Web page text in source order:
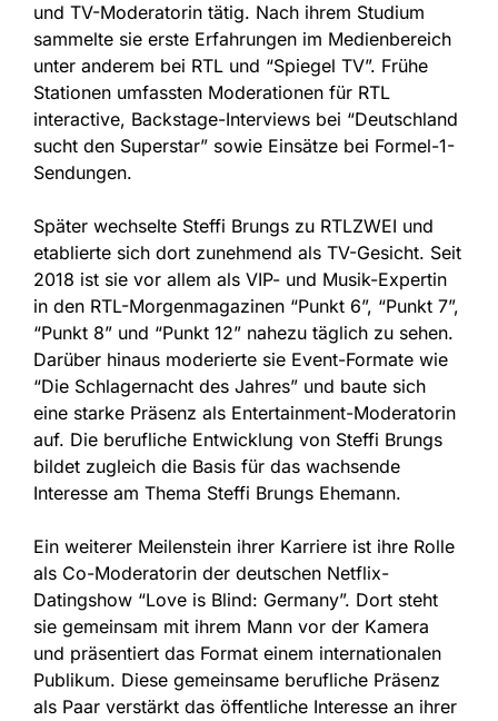
und TV-Moderatorin tätig. Nach ihrem Studium
sammelte sie erste Erfahrungen im Medienbereich
unter anderem bei RTL und “Spiegel TV”. Frühe
Stationen umfassten Moderationen für RTL
interactive, Backstage-Interviews bei “Deutschland
sucht den Superstar” sowie Einsätze bei Formel-1-
Sendungen.
Später wechselte Steffi Brungs zu RTLZWEI und
etablierte sich dort zunehmend als TV-Gesicht. Seit
2018 ist sie vor allem als VIP- und Musik-Expertin
in den RTL-Morgenmagazinen “Punkt 6”, “Punkt 7”,
“Punkt 8” und “Punkt 12” nahezu täglich zu sehen.
Darüber hinaus moderierte sie Event-Formate wie
“Die Schlagernacht des Jahres” und baute sich
eine starke Präsenz als Entertainment-Moderatorin
auf. Die berufliche Entwicklung von Steffi Brungs
bildet zugleich die Basis für das wachsende
Interesse am Thema Steffi Brungs Ehemann.
Ein weiterer Meilenstein ihrer Karriere ist ihre Rolle
als Co-Moderatorin der deutschen Netflix-
Datingshow “Love is Blind: Germany”. Dort steht
sie gemeinsam mit ihrem Mann vor der Kamera
und präsentiert das Format einem internationalen
Publikum. Diese gemeinsame berufliche Präsenz
als Paar verstärkt das öffentliche Interesse an ihrer